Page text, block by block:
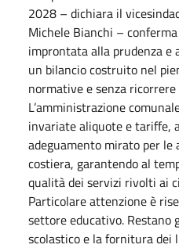
2028 – dichiara il
Michele Bianchi –
improntata alla prudenza e
un bilancio costruito nel
normative e senza
L’amministrazione
invariate aliquote e tariffe,
adeguamento mirato per le
costiera, garantendo al
qualità dei servizi rivolti ai
Particolare attenzione è
settore educativo.
scolastico e la fornitura dei